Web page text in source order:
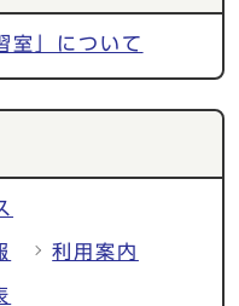
室」について
利用案内